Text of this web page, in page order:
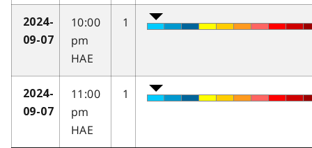
2024-
09-07
10:00
pm
HAE
1
2024-
09-07
11:00
pm
HAE
1